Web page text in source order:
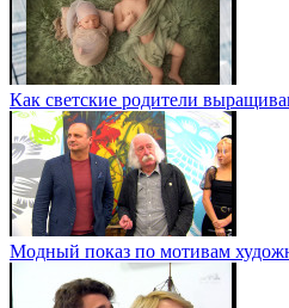
Как светские родители
Модный показ по мотивам